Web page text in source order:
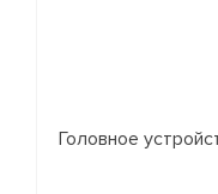
Головное